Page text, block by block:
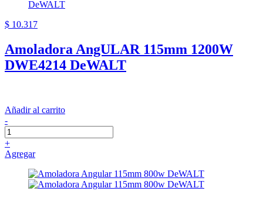
$ 10.317
Amoladora AngULAR 115mm 1200W
DWE4214 DeWALT
Añadir al carrito
-
+
Agregar